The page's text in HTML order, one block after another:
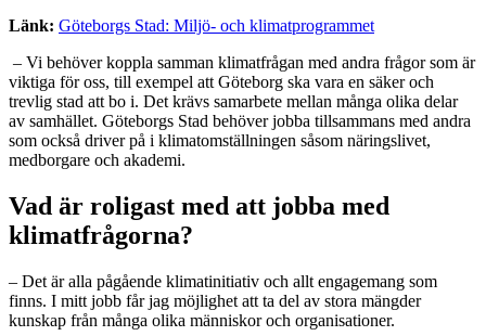
Länk: Göteborgs Stad: Miljö- och klimatprogrammet
– Vi behöver koppla samman klimatfrågan med andra frågor som är
viktiga för oss, till exempel att Göteborg ska vara en säker och
trevlig stad att bo i. Det krävs samarbete mellan många olika delar
av samhället. Göteborgs Stad behöver jobba tillsammans med andra
som också driver på i klimatomställningen såsom näringslivet,
medborgare och akademi.
Vad är roligast med att jobba med
klimatfrågorna?
– Det är alla pågående klimatinitiativ och allt engagemang som
finns. I mitt jobb får jag möjlighet att ta del av stora mängder
kunskap från många olika människor och organisationer.